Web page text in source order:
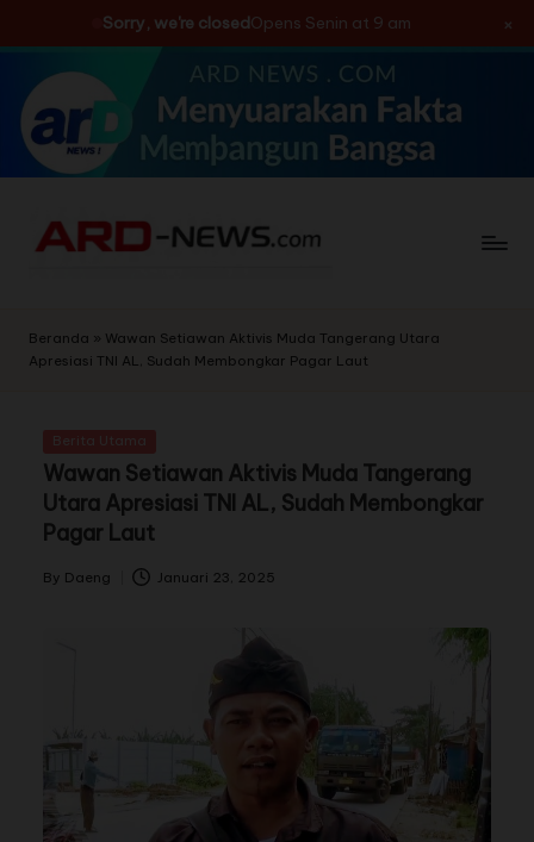
Sorry, we're closedOpens Senin at 9 am ×
Skip
content
Beranda » Wawan Setiawan Aktivis Muda Tangerang Utara
Apresiasi TNI AL, Sudah Membongkar Pagar Laut
Wawan Setiawan Aktivis Muda Tangerang
Utara Apresiasi TNI AL, Sudah Membongkar
Pagar Laut
By Daeng Januari 23, 2025